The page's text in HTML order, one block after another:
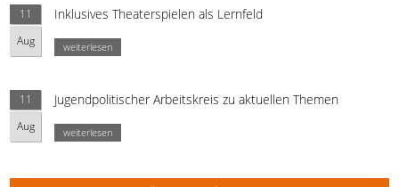
11
Aug
Inklusives Theaterspielen als Lernfeld
weiterlesen
11
Aug
Jugendpolitischer Arbeitskreis zu aktuellen Themen
weiterlesen